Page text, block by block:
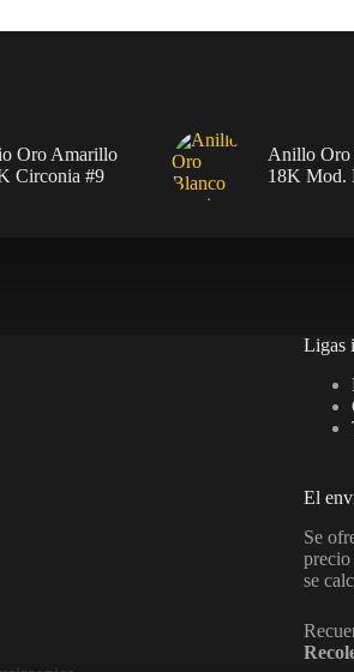
Oro Amarillo
Circonia #9
Anillo Oro
18K Mod.
Ligas
El
Se
precio
se